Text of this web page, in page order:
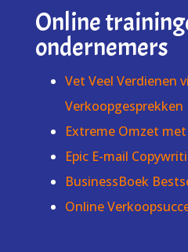
Online
ondernemers
Vet Veel Verdienen
Verkoopgesprekken
Extreme Omzet
Epic E-mail
BusinessBoek
Online